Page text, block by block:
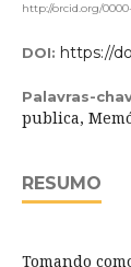
http://orcid.org/
DOI: https://
Palavras-
publica,
RESUMO
Tomando